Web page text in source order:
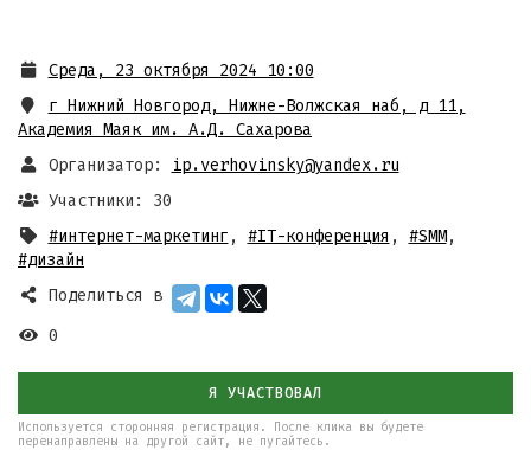
Среда, 23 октября 2024 10:00
г Нижний Новгород, Нижне-Волжская наб, д 11,
Академия Маяк им. А.Д. Сахарова
Организатор:
ip.verhovinsky@yandex.ru
Участники: 30
#интернет-маркетинг , #IT-конференция , #SMM,
#дизайн
Поделиться в
0
Я УЧАСТВОВАЛ
Используется сторонняя регистрация. После клика вы будете
перенаправлены на другой сайт, не пугайтесь.